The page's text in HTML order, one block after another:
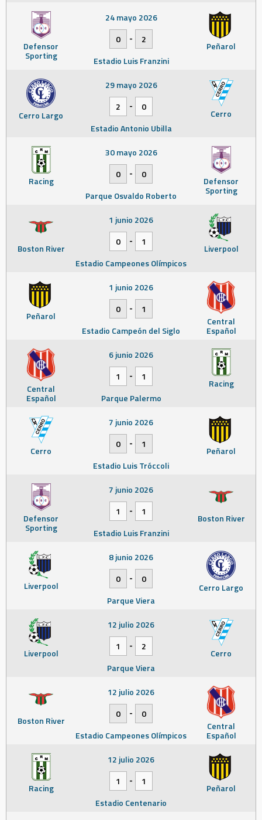
Defensor
Sporting
Peñarol
24 mayo 2026
0
-
2
Estadio Luis Franzini
Cerro Largo Cerro
29 mayo 2026
2
-
0
Estadio Antonio Ubilla
Racing Defensor
Sporting
30 mayo 2026
0
-
0
Parque Osvaldo Roberto
Boston River Liverpool
1 junio 2026
0
-
1
Estadio Campeones Olímpicos
Peñarol Central
Español
1 junio 2026
0
-
1
Estadio Campeón del Siglo
Central
Español
Racing
6 junio 2026
1
-
1
Parque Palermo
Cerro Peñarol
7 junio 2026
0
-
1
Estadio Luis Tróccoli
Defensor
Sporting
Boston River
7 junio 2026
1
-
1
Estadio Luis Franzini
Liverpool Cerro Largo
8 junio 2026
0
-
0
Parque Viera
Liverpool Cerro
12 julio 2026
1
-
2
Parque Viera
Boston River Central
Español
12 julio 2026
0
-
0
Estadio Campeones Olímpicos
Racing Peñarol
12 julio 2026
1
-
1
Estadio Centenario